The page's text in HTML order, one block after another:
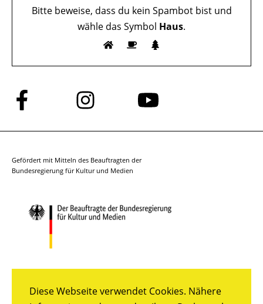
Diese Webseite verwendet Cookies. Nähere
Bitte beweise, dass du kein Spambot bist und
wähle das Symbol Haus.
Folge
uns
auf
Folge
uns
auf
Folge
auf
Gefördert mit Mitteln des Beauftragten der
Bundesregierung für Kultur und Medien